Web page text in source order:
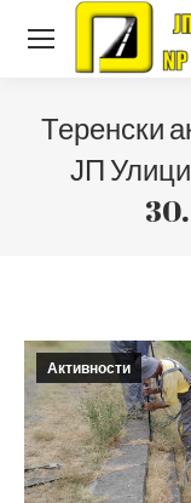
Теренски
ЈП
Активности